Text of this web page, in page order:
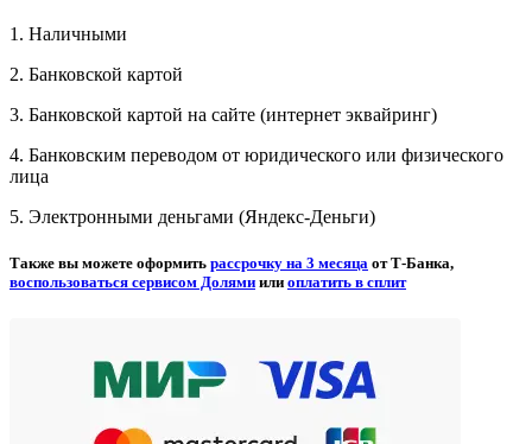
1. Наличными
2. Банковской картой
3. Банковской картой на сайте (интернет эквайринг)
4. Банковским переводом от юридического или физического
лица
5. Электронными деньгами (Яндекс-Деньги)
Также вы можете оформить рассрочку на 3 месяца от Т-Банка,
воспользоваться сервисом Долями или оплатить в сплит